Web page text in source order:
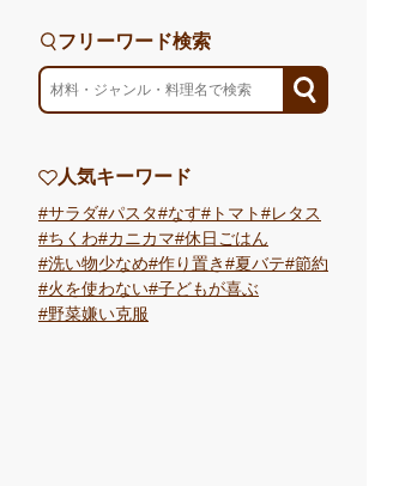
フリーワード検索
フリーワード検索
人気キーワード
サラダ パスタ なす トマト
レタス
ちくわ
カニカマ 休日ごはん
洗い物少なめ 作り置き 夏バテ 節約
火を使わない 子どもが喜ぶ
野菜嫌い克服